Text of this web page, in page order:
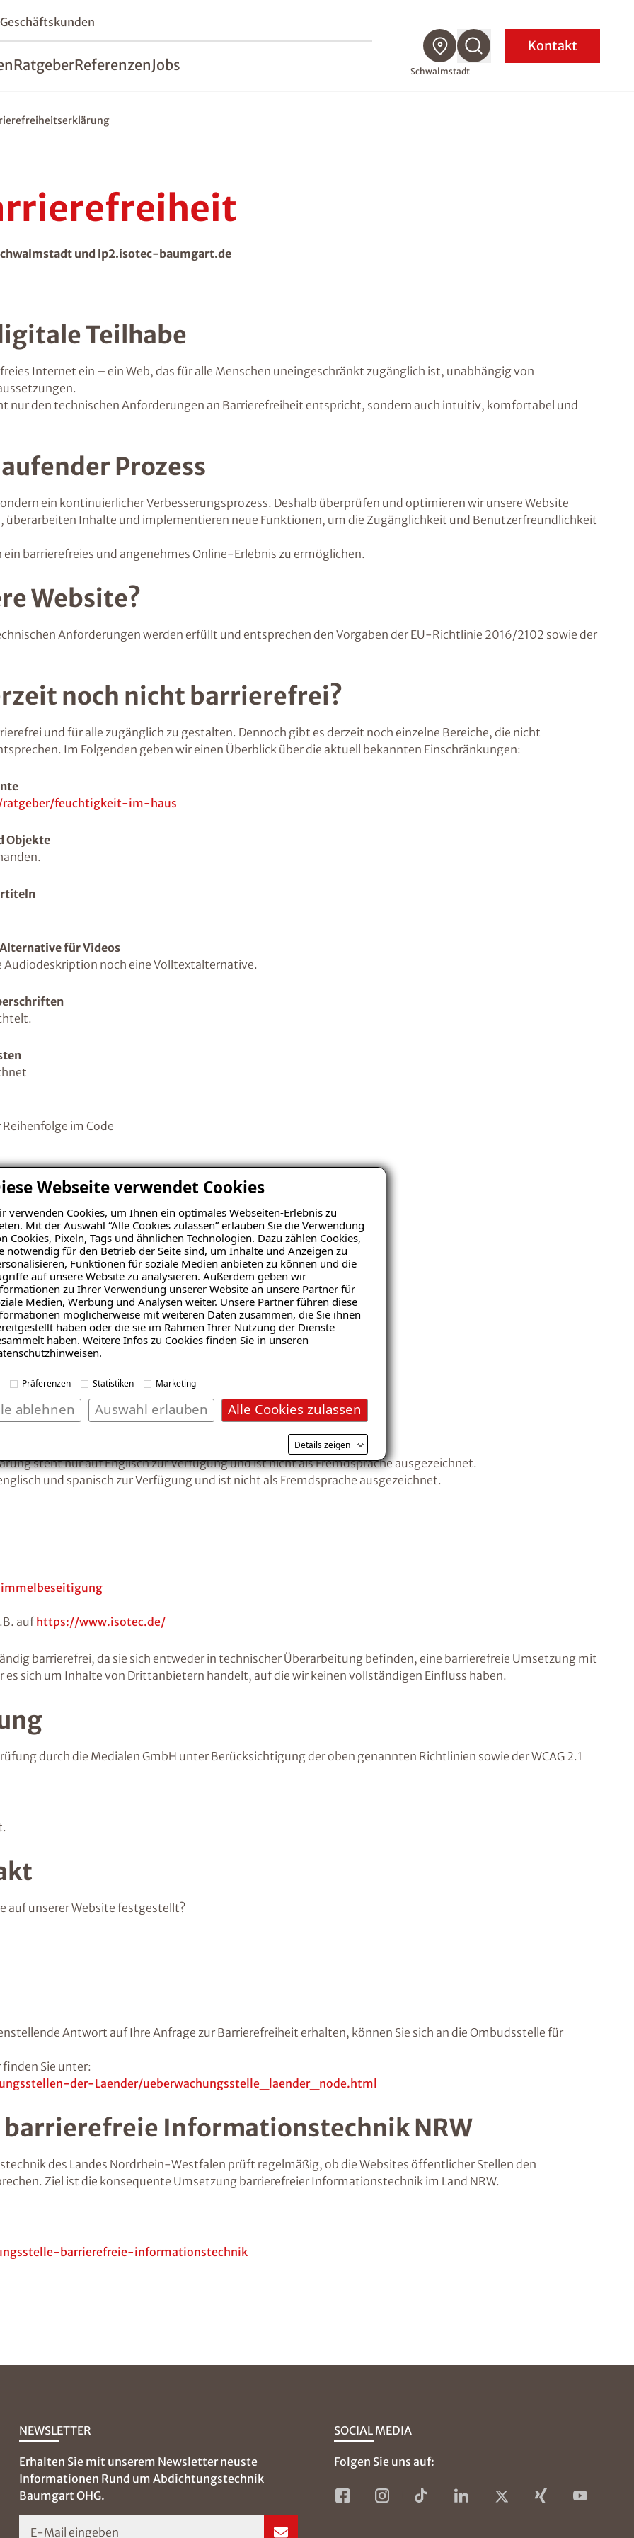
Webseite verwendet Cookies
verwenden Cookies, um Ihnen ein optimales Webseiten-Erlebnis zu
Mit der Auswahl “Alle Cookies zulassen” erlauben Sie die Verwendung
Cookies, Pixeln, Tags und ähnlichen Technologien. Dazu zählen Cookies,
notwendig für den Betrieb der Seite sind, um Inhalte und Anzeigen zu
Funktionen für soziale Medien anbieten zu können und die
auf unsere Website zu analysieren. Außerdem geben wir
zu Ihrer Verwendung unserer Website an unsere Partner für
Medien, Werbung und Analysen weiter. Unsere Partner führen diese
möglicherweise mit weiteren Daten zusammen, die Sie ihnen
haben oder die sie im Rahmen Ihrer Nutzung der Dienste
haben. Weitere Infos zu Cookies finden Sie in unseren
.
Präferenzen Statistiken Marketing
Alle Cookies zulassen
Auswahl erlauben
ablehnen
Details zeigen
Geschäftskunden
RatgeberReferenzenJobs Schwalmstadt
Kontakt
und lp2.isotec-baumgart.de
Teilhabe
Internet ein – ein Web, das für alle Menschen uneingeschränkt zugänglich ist, unabhängig von
nur den technischen Anforderungen an Barrierefreiheit entspricht, sondern auch intuitiv, komfortabel und
Prozess
ein kontinuierlicher Verbesserungsprozess. Deshalb überprüfen und optimieren wir unsere Website
überarbeiten Inhalte und implementieren neue Funktionen, um die Zugänglichkeit und Benutzerfreundlichkeit
barrierefreies und angenehmes Online-Erlebnis zu ermöglichen.
Website?
Anforderungen werden erfüllt und entsprechen den Vorgaben der EU-Richtlinie 2016/2102 sowie der
noch nicht barrierefrei?
und für alle zugänglich zu gestalten. Dennoch gibt es derzeit noch einzelne Bereiche, die nicht
Im Folgenden geben wir einen Überblick über die aktuell bekannten Einschränkungen:
feuchtigkeit-im-haus
Objekte
für Videos
Audiodeskription noch eine Volltextalternative.
im Code
768px) z.Bhttps://www.isotec.de/fachbetriebssuche
Navigationen
Bezeichnung des Webauftritts.
zur Verfügung und ist nicht als Fremdsprache ausgezeichnet.
steht nur auf Englisch zur Verfügung und ist nicht als Fremdsprache ausgezeichnet.
und spanisch zur Verfügung und ist nicht als Fremdsprache ausgezeichnet.
auf https://www.isotec.de/
barrierefrei, da sie sich entweder in technischer Überarbeitung befinden, eine barrierefreie Umsetzung mit
sich um Inhalte von Drittanbietern handelt, auf die wir keinen vollständigen Einfluss haben.
durch die Medialen GmbH unter Berücksichtigung der oben genannten Richtlinien sowie der WCAG 2.1
auf unserer Website festgestellt?
Antwort auf Ihre Anfrage zur Barrierefreiheit erhalten, können Sie sich an die Ombudsstelle für
Sie unter:
der-Laender/ueberwachungsstelle_laender_node.html
Informationstechnik NRW
des Landes Nordrhein-Westfalen prüft regelmäßig, ob die Websites öffentlicher Stellen den
Ziel ist die konsequente Umsetzung barrierefreier Informationstechnik im Land NRW.
barrierefreie-informationstechnik
NEWSLETTER
Erhalten Sie mit unserem Newsletter neuste
Informationen Rund um Abdichtungstechnik
Baumgart OHG.
E-Mail eingeben
SOCIAL MEDIA
Folgen Sie uns auf: